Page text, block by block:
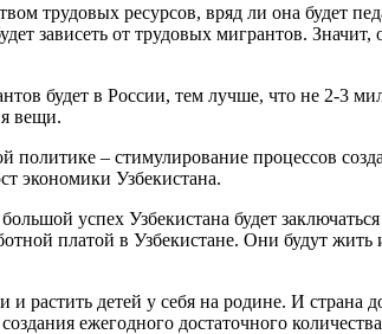
трудовых ресурсов, вряд ли она будет
зависеть от трудовых мигрантов. Значит,
будет в России, тем лучше, что не 2-3
вещи.
политике – стимулирование процессов
экономики Узбекистана.
успех Узбекистана будет
платой в Узбекистане. Они будут жить
растить детей у себя на родине. И
ежегодного достаточного